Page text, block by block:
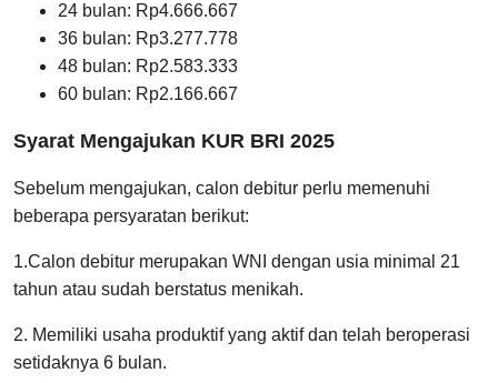
24 bulan: Rp4.666.667
36 bulan: Rp3.277.778
48 bulan: Rp2.583.333
60 bulan: Rp2.166.667
Syarat Mengajukan KUR BRI 2025
Sebelum mengajukan, calon debitur perlu memenuhi
beberapa persyaratan berikut:
1.Calon debitur merupakan WNI dengan usia minimal 21
tahun atau sudah berstatus menikah.
2. Memiliki usaha produktif yang aktif dan telah beroperasi
setidaknya 6 bulan.